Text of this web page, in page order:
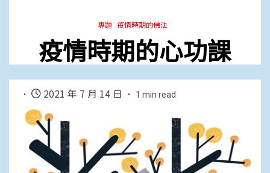
專題 疫情時期的佛法
疫情時期的心功課
2021 年 7 月 14 日 1 min read